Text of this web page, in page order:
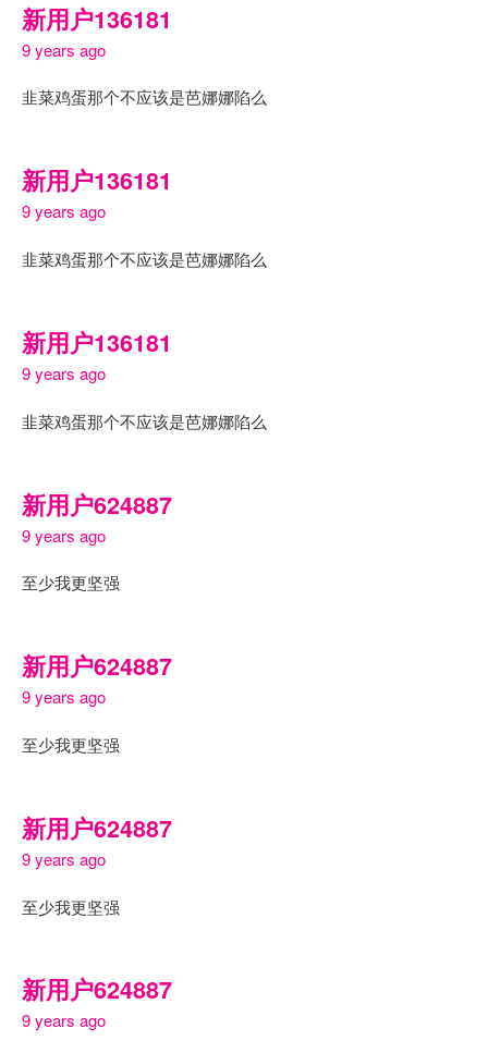
新用户136181
9 years ago
韭菜鸡蛋那个不应该是芭娜娜陷么
新用户136181
9 years ago
韭菜鸡蛋那个不应该是芭娜娜陷么
新用户136181
9 years ago
韭菜鸡蛋那个不应该是芭娜娜陷么
新用户624887
9 years ago
至少我更坚强
新用户624887
9 years ago
至少我更坚强
新用户624887
9 years ago
至少我更坚强
新用户624887
9 years ago